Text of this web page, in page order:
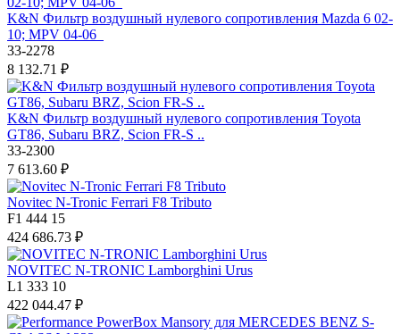
K&N Фильтр воздушный нулевого сопротивления Mazda 6 02-
10; MPV 04-06
33-2278
8 132.71 ₽
K&N Фильтр воздушный нулевого сопротивления Toyota
GT86, Subaru BRZ, Scion FR-S ..
33-2300
7 613.60 ₽
Novitec N-Tronic Ferrari F8 Tributo
F1 444 15
424 686.73 ₽
NOVITEC N-TRONIC Lamborghini Urus
L1 333 10
422 044.47 ₽